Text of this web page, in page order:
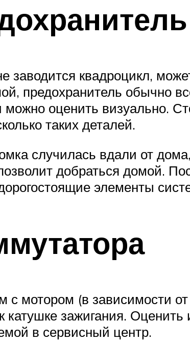
квадроцикл,
предохранитель обычно
оценить визуально.
таких деталей.
случилась вдали от
добраться домой.
элементы
мотором (в зависимости
зажигания. Оценить
в сервисный центр.